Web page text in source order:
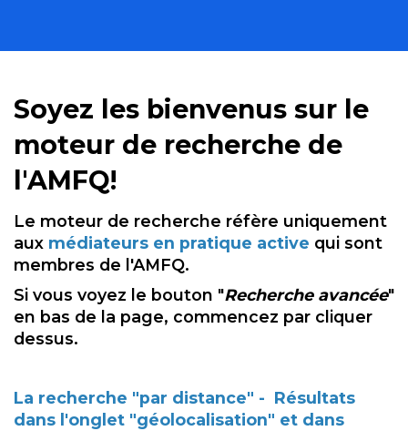
Soyez les bienvenus sur le
moteur de recherche de
l'AMFQ!
Le moteur de recherche réfère uniquement
aux médiateurs en pratique active qui sont
membres de l'AMFQ.
Si vous voyez le bouton "Recherche avancée"
en bas de la page, commencez par cliquer
dessus.
La recherche "par distance" - Résultats
dans l'onglet "géolocalisation" et dans